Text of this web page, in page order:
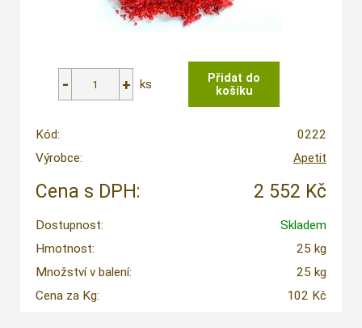
ks
Kód:
0222
Výrobce:
Apetit
Cena s DPH: 2 552 Kč
Dostupnost:
Skladem
Hmotnost:
25 kg
Množství v balení:
25 kg
Cena za Kg:
102 Kč